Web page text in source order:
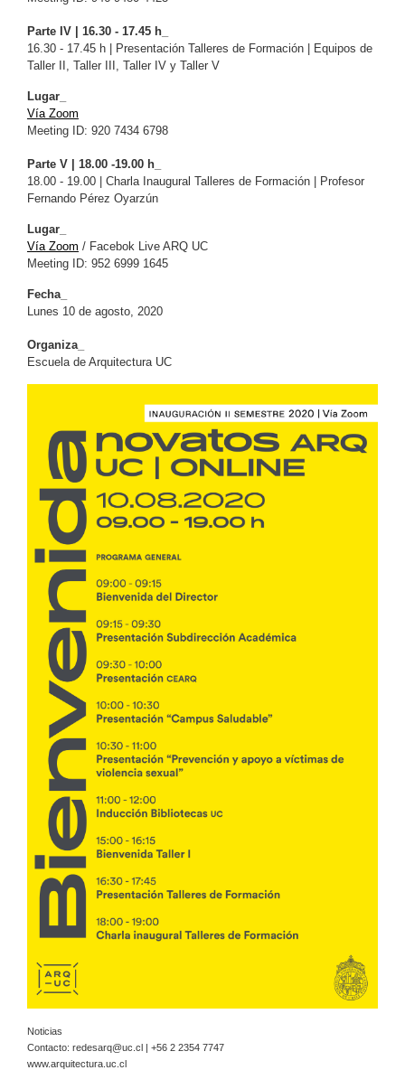
Parte IV | 16.30 - 17.45 h_
16.30 - 17.45 h | Presentación Talleres de Formación | Equipos de
Taller II, Taller III, Taller IV y Taller V
Lugar_
Vía Zoom
Meeting ID: 920 7434 6798
Parte V | 18.00 -19.00 h_
18.00 - 19.00 | Charla Inaugural Talleres de Formación | Profesor
Fernando Pérez Oyarzún
Lugar_
Vía Zoom / Facebok Live ARQ UC
Meeting ID: 952 6999 1645
Fecha_
Lunes 10 de agosto, 2020
Organiza_
Escuela de Arquitectura UC
Noticias
Contacto: redesarq@uc.cl | +56 2 2354 7747
www.arquitectura.uc.cl